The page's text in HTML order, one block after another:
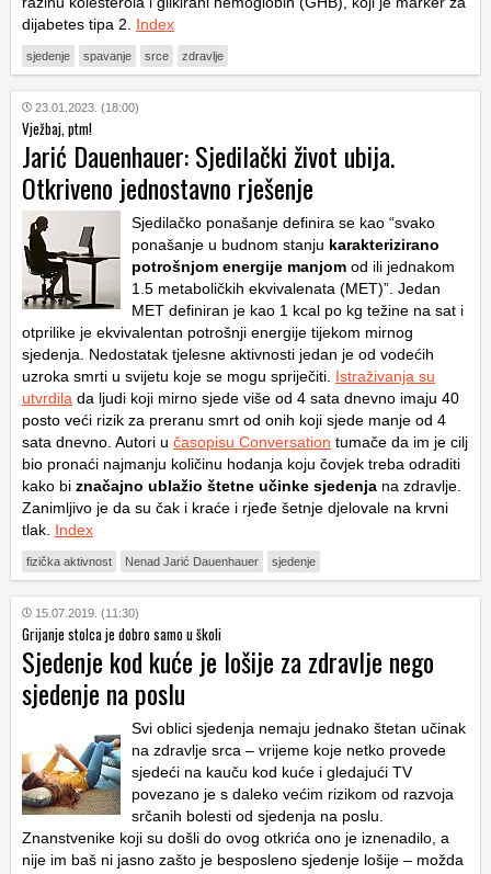
dijabetes tipa 2. Index
sjedenje spavanje srce zdravlje
23.01.2023. (18:00)
Vježbaj, ptm!
Jarić Dauenhauer: Sjedilački život ubija.
Otkriveno jednostavno rješenje
Sjedilačko ponašanje definira se kao “svako
ponašanje u budnom stanju karakterizirano
potrošnjom energije manjom od ili jednakom
1.5 metaboličkih ekvivalenata (MET)”. Jedan
MET definiran je kao 1 kcal po kg težine na sat i
otprilike je ekvivalentan potrošnji energije tijekom mirnog
sjedenja. Nedostatak tjelesne aktivnosti jedan je od vodećih
uzroka smrti u svijetu koje se mogu spriječiti. Istraživanja su
utvrdila da ljudi koji mirno sjede više od 4 sata dnevno imaju 40
posto veći rizik za preranu smrt od onih koji sjede manje od 4
sata dnevno. Autori u časopisu Conversation tumače da im je cilj
bio pronaći najmanju količinu hodanja koju čovjek treba odraditi
kako bi značajno ublažio štetne učinke sjedenja na zdravlje.
Zanimljivo je da su čak i kraće i rjeđe šetnje djelovale na krvni
tlak. Index
fizička aktivnost Nenad Jarić Dauenhauer sjedenje
15.07.2019. (11:30)
Grijanje stolca je dobro samo u školi
Sjedenje kod kuće je lošije za zdravlje nego
sjedenje na poslu
Svi oblici sjedenja nemaju jednako štetan učinak
na zdravlje srca – vrijeme koje netko provede
sjedeći na kauču kod kuće i gledajući TV
povezano je s daleko većim rizikom od razvoja
srčanih bolesti od sjedenja na poslu.
Znanstvenike koji su došli do ovog otkrića ono je iznenadilo, a
nije im baš ni jasno zašto je besposleno sjedenje lošije – možda